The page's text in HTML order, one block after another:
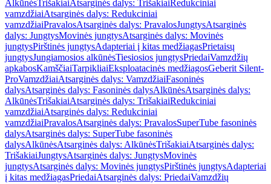
AlkūnėsTrišakiaiAtsarginės dalys: TrišakiaiRedukciniai
vamzdžiaiAtsarginės dalys: Redukciniai
vamzdžiaiPravalosAtsarginės dalys: PravalosJungtysAtsarginės
dalys: JungtysMovinės jungtysAtsarginės dalys: Movinės
jungtysPirštinės jungtysAdapteriai į kitas medžiagasPrietaisų
jungtysJungiamosios alkūnėsTiesiosios jungtysPriedaiVamzdžių
apkabosKamščiaiTarpikliaiEksploatacinės medžiagosGeberit Silent-
ProVamzdžiaiAtsarginės dalys: VamzdžiaiFasoninės
dalysAtsarginės dalys: Fasoninės dalysAlkūnėsAtsarginės dalys:
AlkūnėsTrišakiaiAtsarginės dalys: TrišakiaiRedukciniai
vamzdžiaiAtsarginės dalys: Redukciniai
vamzdžiaiPravalosAtsarginės dalys: PravalosSuperTube fasoninės
dalysAtsarginės dalys: SuperTube fasoninės
dalysAlkūnėsAtsarginės dalys: AlkūnėsTrišakiaiAtsarginės dalys:
TrišakiaiJungtysAtsarginės dalys: JungtysMovinės
jungtysAtsarginės dalys: Movinės jungtysPirštinės jungtysAdapteriai
į kitas medžiagasPriedaiAtsarginės dalys: PriedaiVamzdžių